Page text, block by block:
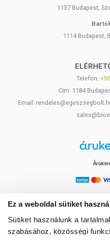
Ez a weboldal sütiket
Sütiket használunk a
szabásához, közösségi
1137 Budapest,
1114 Budapest,
Telefon:
Cím: 1184
Email: